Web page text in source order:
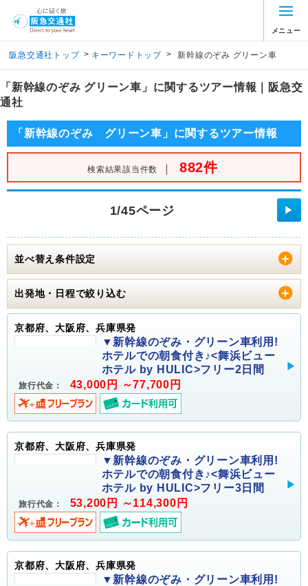
メニュー
阪急交通社トップ > キーワードトップ > 新幹線のぞみ グリーン車
「新幹線のぞみ グリーン車」に関するツアー情報｜阪急交
通社
「新幹線のぞみ グリーン車」に関するツアー情報
検索結果該当件数 ｜ 882件
1/45ページ ▶
並べ替え条件設定
出発地・日程で絞り込む
京都府、大阪府、兵庫県発
▼新幹線のぞみ・グリーン車利用!
ホテルでの朝食付き♪<舞浜ビュー
ホテル by HULIC>フリー2日間
旅行代金： 43,000円 ～77,700円
京都府、大阪府、兵庫県発
▼新幹線のぞみ・グリーン車利用!
ホテルでの朝食付き♪<舞浜ビュー
ホテル by HULIC>フリー3日間
旅行代金： 53,200円 ～114,300円
京都府、大阪府、兵庫県発
▼新幹線のぞみ・グリーン車利用!